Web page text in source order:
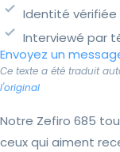
Identité vérifiée
Interviewé par
Envoyez un
Ce texte a été traduit
l'original
Notre Zefiro 685
ceux qui aiment